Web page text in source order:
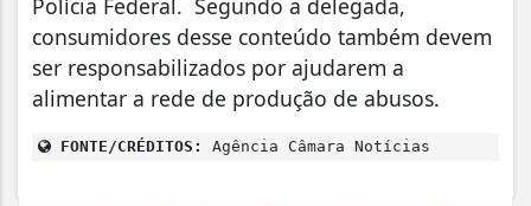
Polícia Federal. Segundo a delegada,
consumidores desse conteúdo também devem
ser responsabilizados por ajudarem a
alimentar a rede de produção de abusos.
FONTE/CRÉDITOS: Agência Câmara Notícias